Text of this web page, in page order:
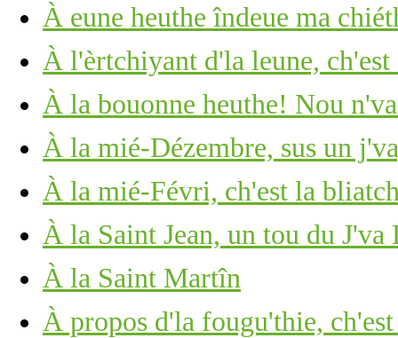
À eune heuthe îndeue ma
À l'èrtchiyant d'la leune, ch'est
À la bouonne heuthe! Nou
À la mié-Dézembre, sus un
À la mié-Févri, ch'est la
À la Saint Jean, un tou du
À la Saint Martîn
À propos d'la fougu'thie,